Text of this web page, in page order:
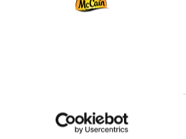
Téléchargements